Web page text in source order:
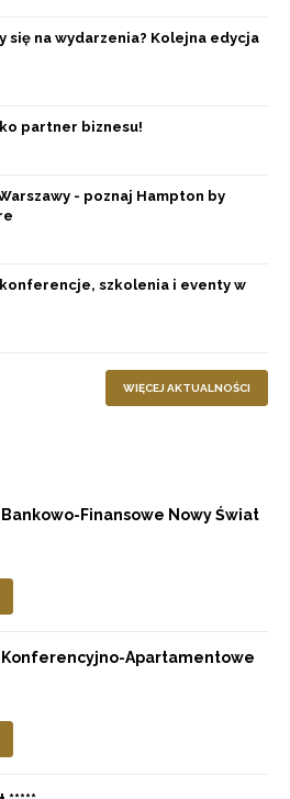
się na wydarzenia? Kolejna edycja
partner biznesu!
- poznaj Hampton by
szkolenia i eventy w
WIĘCEJ AKTUALNOŚCI
Finansowe Nowy Świat
Apartamentowe